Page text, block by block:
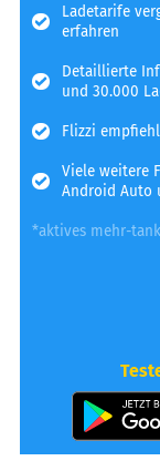
Ladetarife
erfahren
Detaillierte
und 30.000
Flizzi
Viele weitere
Android Auto
*aktives mehr-